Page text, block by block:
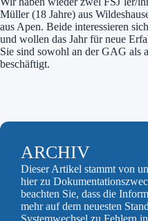
Müller (18 Jahre) aus
aus Apen. Beide interessieren
und wollen das Jahr für neue
Sie sind sowohl an der GAG als
beschäftigt.
ARCHIV
Dieser Artikel stammt von
hier zu
beachten Sie, dass die
mehr auf dem neuesten
Systemwechsel zu Fehlern